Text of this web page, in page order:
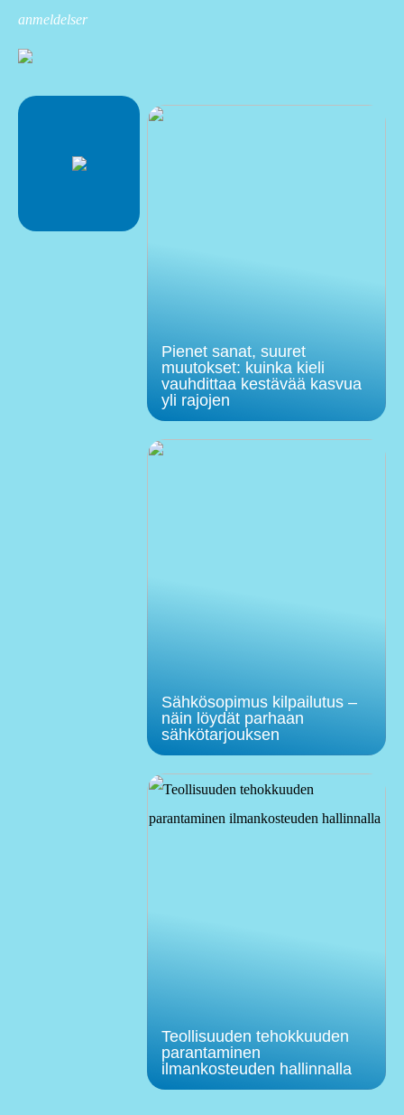
anmeldelser
Pienet sanat, suuret
muutokset: kuinka kieli
vauhdittaa kestävää kasvua
yli rajojen
Sähkösopimus kilpailutus –
näin löydät parhaan
sähkötarjouksen
Teollisuuden tehokkuuden
parantaminen
ilmankosteuden hallinnalla